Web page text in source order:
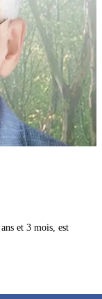
et 3 mois, est